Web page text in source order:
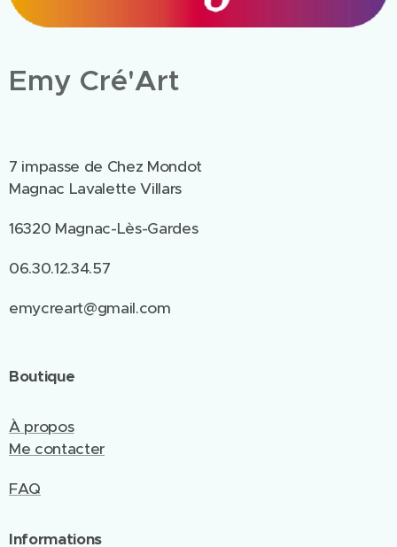
Emy Cré'Art
7 impasse de Chez Mondot
Magnac Lavalette Villars
16320 Magnac-Lès-Gardes
06.30.12.34.57
emycreart@gmail.com
Boutique
À propos
Me contacter
FAQ
Informations